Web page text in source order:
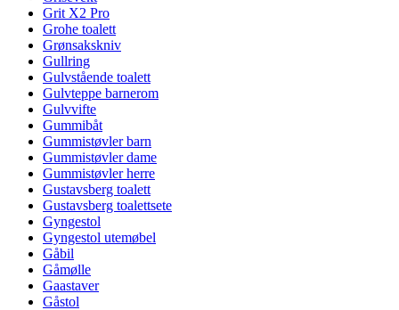
Grit X2 Pro
Grohe toalett
Grønsakskniv
Gullring
Gulvstående toalett
Gulvteppe barnerom
Gulvvifte
Gummibåt
Gummistøvler barn
Gummistøvler dame
Gummistøvler herre
Gustavsberg toalett
Gustavsberg toalettsete
Gyngestol
Gyngestol utemøbel
Gåbil
Gåmølle
Gaastaver
Gåstol